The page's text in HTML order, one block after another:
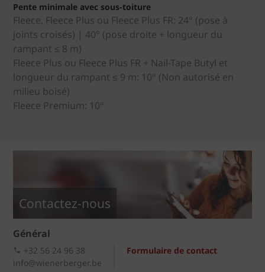
Pente minimale avec sous-toiture
Fleece, Fleece Plus ou Fleece Plus FR: 24° (pose à
joints croisés) | 40° (pose droite + longueur du
rampant ≤ 8 m)
Fleece Plus ou Fleece Plus FR + Nail-Tape Butyl et
longueur du rampant ≤ 9 m: 10° (Non autorisé en
milieu boisé)
Fleece Premium: 10°
Contactez-nous
Général
Formulaire de contact
+32 56 24 96 38
info@wienerberger.be